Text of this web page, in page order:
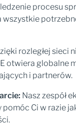
procesu
wszystkie
rozległej sieci
otwiera globalne
i partnerów.
Nasz zespół
pomóc Ci w razie